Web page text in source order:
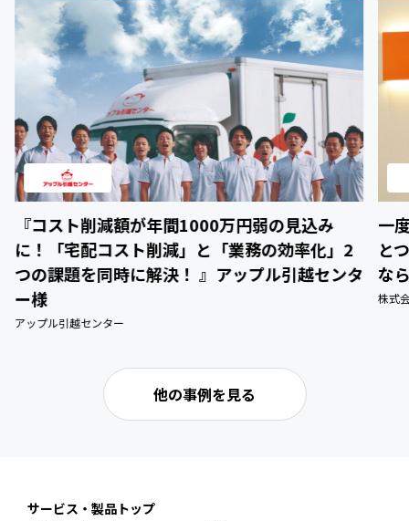
『コスト削減額が年間1000万円弱の見込み
に！「宅配コスト削減」と「業務の効率化」2
つの課題を同時に解決！ 』アップル引越センタ
ー様
アップル引越センター
一
と
な
株式
他の事例を見る
サービス・製品トップ